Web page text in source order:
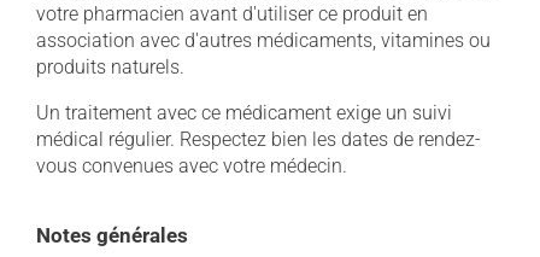
votre pharmacien avant d'utiliser ce produit en
association avec d'autres médicaments, vitamines ou
produits naturels.
Un traitement avec ce médicament exige un suivi
médical régulier. Respectez bien les dates de rendez-
vous convenues avec votre médecin.
Notes générales